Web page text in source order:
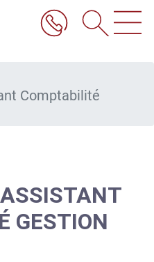
Comptabilité
GESTION